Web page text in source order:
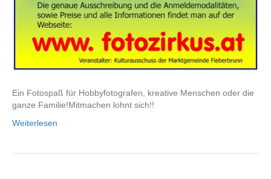
Ein Fotospaß für Hobbyfotografen, kreative Menschen oder die
ganze Familie!Mitmachen lohnt sich!!
Weiterlesen